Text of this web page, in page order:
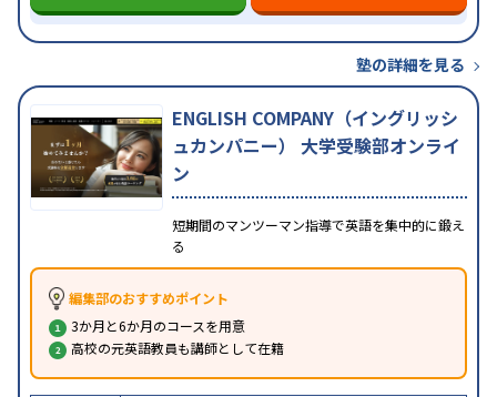
塾の詳細を見る
ENGLISH COMPANY（イングリッシ
ュカンパニー） 大学受験部オンライ
ン
短期間のマンツーマン指導で英語を集中的に鍛え
る
編集部のおすすめポイント
3か月と6か月のコースを用意
高校の元英語教員も講師として在籍